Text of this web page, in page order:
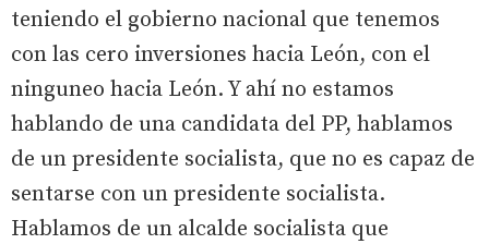
teniendo el gobierno nacional que tenemos
con las cero inversiones hacia León, con el
ninguneo hacia León. Y ahí no estamos
hablando de una candidata del PP, hablamos
de un presidente socialista, que no es capaz de
sentarse con un presidente socialista.
Hablamos de un alcalde socialista que